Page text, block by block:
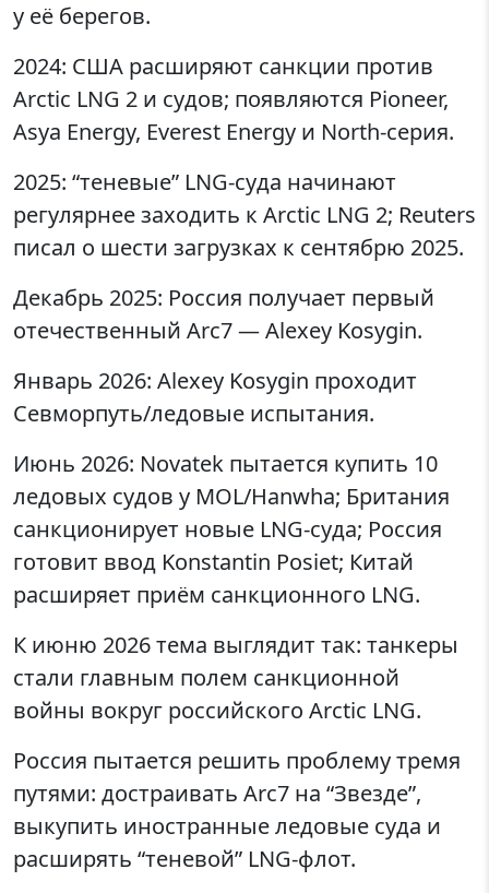
у её берегов.
2024: США расширяют санкции против
Arctic LNG 2 и судов; появляются Pioneer,
Asya Energy, Everest Energy и North-серия.
2025: “теневые” LNG-суда начинают
регулярнее заходить к Arctic LNG 2; Reuters
писал о шести загрузках к сентябрю 2025.
Декабрь 2025: Россия получает первый
отечественный Arc7 — Alexey Kosygin.
Январь 2026: Alexey Kosygin проходит
Севморпуть/ледовые испытания.
Июнь 2026: Novatek пытается купить 10
ледовых судов у MOL/Hanwha; Британия
санкционирует новые LNG-суда; Россия
готовит ввод Konstantin Posiet; Китай
расширяет приём санкционного LNG.
К июню 2026 тема выглядит так: танкеры
стали главным полем санкционной
войны вокруг российского Arctic LNG.
Россия пытается решить проблему тремя
путями: достраивать Arc7 на “Звезде”,
выкупить иностранные ледовые суда и
расширять “теневой” LNG-флот.